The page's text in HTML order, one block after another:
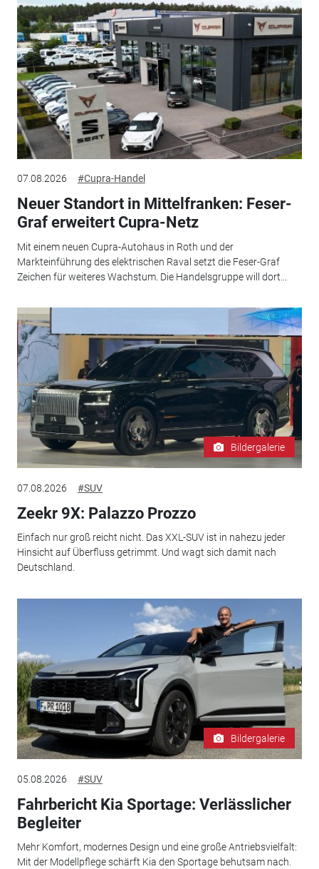
07.08.2026 #Cupra-Handel
Neuer Standort in Mittelfranken: Feser-
Graf erweitert Cupra-Netz
Mit einem neuen Cupra-Autohaus in Roth und der
Markteinführung des elektrischen Raval setzt die Feser-Graf
Zeichen für weiteres Wachstum. Die Handelsgruppe will dort...
Bildergalerie
07.08.2026 #SUV
Zeekr 9X: Palazzo Prozzo
Einfach nur groß reicht nicht. Das XXL-SUV ist in nahezu jeder
Hinsicht auf Überfluss getrimmt. Und wagt sich damit nach
Deutschland.
Bildergalerie
05.08.2026 #SUV
Fahrbericht Kia Sportage: Verlässlicher
Begleiter
Mehr Komfort, modernes Design und eine große Antriebsvielfalt:
Mit der Modellpflege schärft Kia den Sportage behutsam nach.